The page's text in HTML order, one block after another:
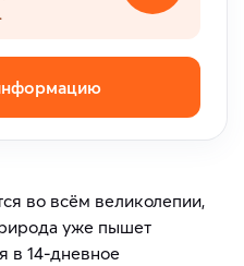
во всём великолепии,
уже пышет
в 14-дневное